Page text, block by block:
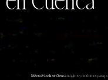
Videos de boda en Cuencamágicos y modernos para